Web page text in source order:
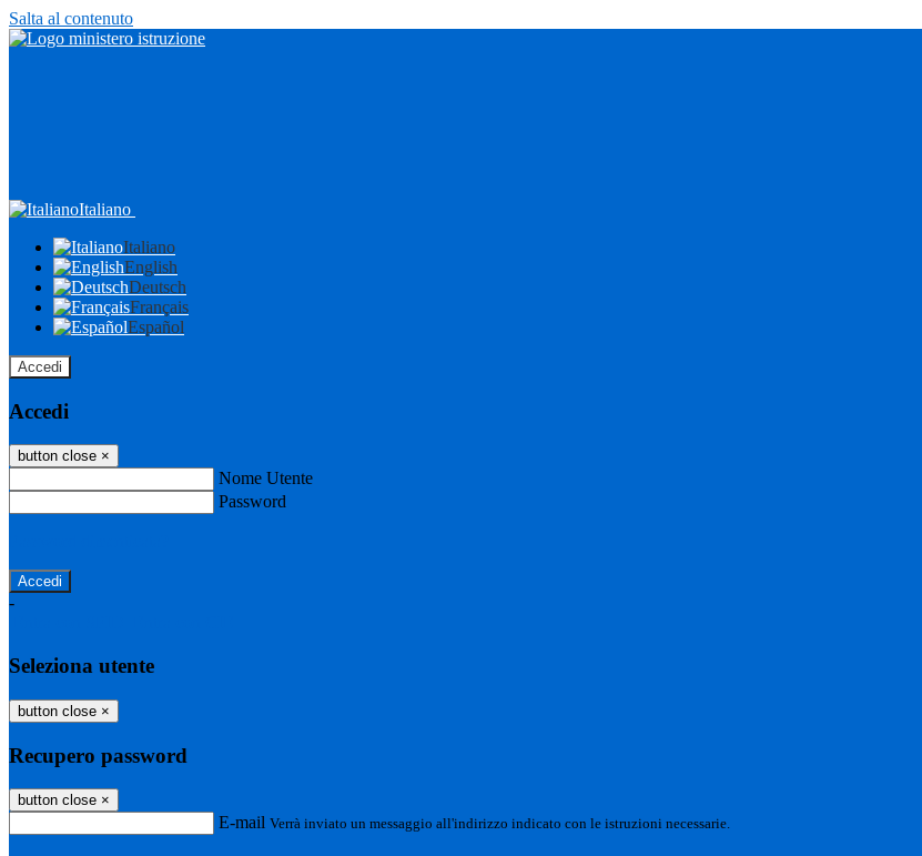
Salta al contenuto
Italiano
Italiano
English
Deutsch
Français
Español
Accedi
Accedi
button close ×
Nome Utente
Password
-
Seleziona utente
button close ×
Recupero password
button close ×
E-mail Verrà inviato un messaggio all'indirizzo indicato con le istruzioni necessarie.